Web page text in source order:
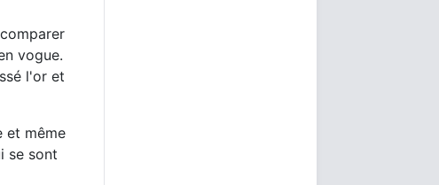
vogue.
l'or et
et même
se sont